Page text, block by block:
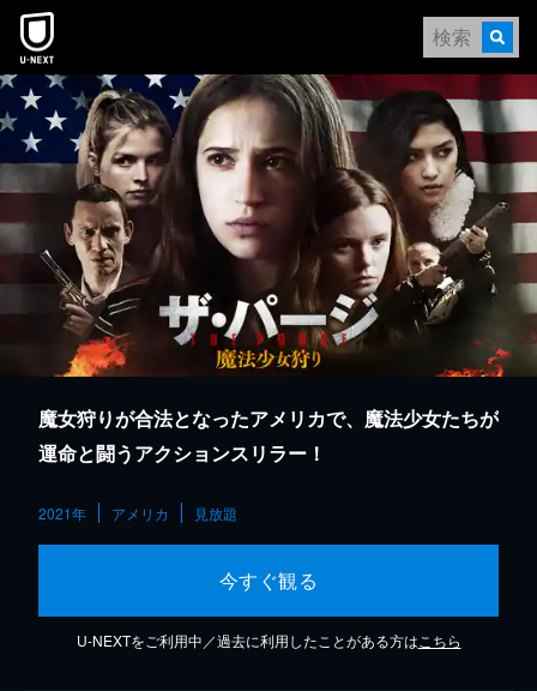
本文へスキップ
魔女狩りが合法となったアメリカで、魔法少女たちが
運命と闘うアクションスリラー！
2021年 アメリカ 見放題
今すぐ観る
U-NEXTをご利用中／過去に利用したことがある方は こちら